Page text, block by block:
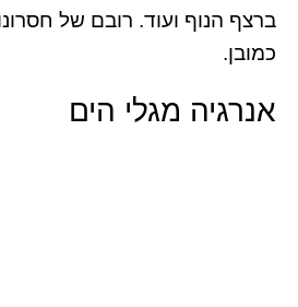
ברצף הנוף ועוד. רובם של
כמובן.
אנרגיה מגלי הים